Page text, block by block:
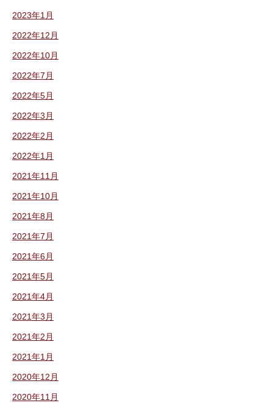
2023年1月
2022年12月
2022年10月
2022年7月
2022年5月
2022年3月
2022年2月
2022年1月
2021年11月
2021年10月
2021年8月
2021年7月
2021年6月
2021年5月
2021年4月
2021年3月
2021年2月
2021年1月
2020年12月
2020年11月